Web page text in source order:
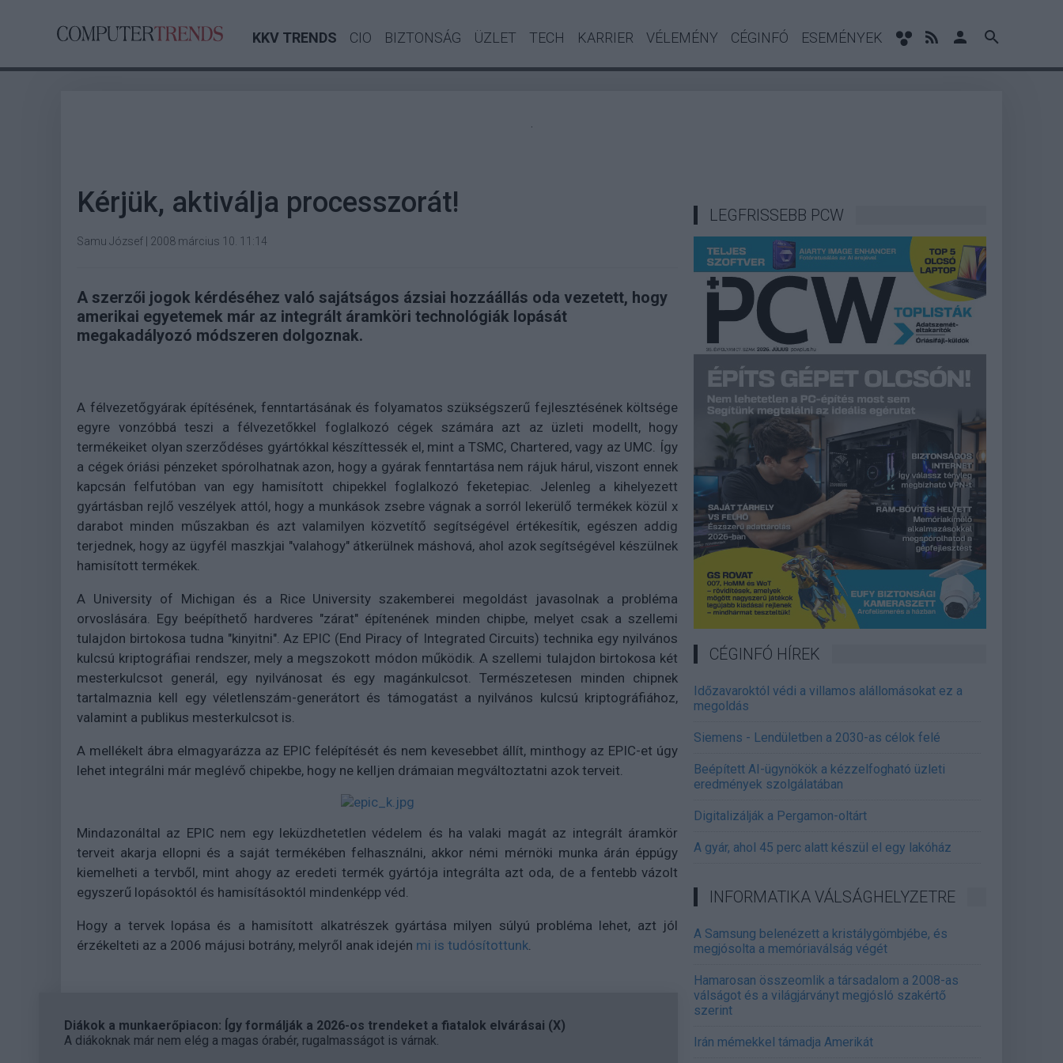
KKV TRENDS CIO BIZTONSÁG ÜZLET TECH KARRIER VÉLEMÉNY CÉGINFÓ ESEMÉNYEK
Kérjük, aktiválja processzorát!
Samu József 2008 március 10. 11:14
A szerzői jogok kérdéséhez való sajátságos ázsiai hozzáállás oda vezetett, hogy
amerikai egyetemek már az integrált áramköri technológiák lopását
megakadályozó módszeren dolgoznak.
A félvezetőgyárak építésének, fenntartásának és folyamatos szükségszerű fejlesztésének költsége
egyre vonzóbbá teszi a félvezetőkkel foglalkozó cégek számára azt az üzleti modellt, hogy
termékeiket olyan szerződéses gyártókkal készíttessék el, mint a TSMC, Chartered, vagy az UMC. Így
a cégek óriási pénzeket spórolhatnak azon, hogy a gyárak fenntartása nem rájuk hárul, viszont ennek
kapcsán felfutóban van egy hamisított chipekkel foglalkozó feketepiac. Jelenleg a kihelyezett
gyártásban rejlő veszélyek attól, hogy a munkások zsebre vágnak a sorról lekerülő termékek közül x
darabot minden műszakban és azt valamilyen közvetítő segítségével értékesítik, egészen addig
terjednek, hogy az ügyfél maszkjai "valahogy" átkerülnek máshová, ahol azok segítségével készülnek
hamisított termékek.
A University of Michigan és a Rice University szakemberei megoldást javasolnak a probléma
orvoslására. Egy beépíthető hardveres "zárat" építenének minden chipbe, melyet csak a szellemi
tulajdon birtokosa tudna "kinyitni". Az EPIC (End Piracy of Integrated Circuits) technika egy nyilvános
kulcsú kriptográfiai rendszer, mely a megszokott módon működik. A szellemi tulajdon birtokosa két
mesterkulcsot generál, egy nyilvánosat és egy magánkulcsot. Természetesen minden chipnek
tartalmaznia kell egy véletlenszám-generátort és támogatást a nyilvános kulcsú kriptográfiához,
valamint a publikus mesterkulcsot is.
A mellékelt ábra elmagyarázza az EPIC felépítését és nem kevesebbet állít, minthogy az EPIC-et úgy
lehet integrálni már meglévő chipekbe, hogy ne kelljen drámaian megváltoztatni azok terveit.
Mindazonáltal az EPIC nem egy leküzdhetetlen védelem és ha valaki magát az integrált áramkör
terveit akarja ellopni és a saját termékében felhasználni, akkor némi mérnöki munka árán éppúgy
kiemelheti a tervből, mint ahogy az eredeti termék gyártója integrálta azt oda, de a fentebb vázolt
egyszerű lopásoktól és hamisításoktól mindenképp véd.
Hogy a tervek lopása és a hamisított alkatrészek gyártása milyen súlyú probléma lehet, azt jól
érzékelteti az a 2006 májusi botrány, melyről anak idején mi is tudósítottunk.
Diákok a munkaerőpiacon: Így formálják a 2026-os trendeket a fiatalok elvárásai (X)
A diákoknak már nem elég a magas órabér, rugalmasságot is várnak.
LEGFRISSEBB PCW
CÉGINFÓ HÍREK
Időzavaroktól védi a villamos alállomásokat ez a
megoldás
Siemens - Lendületben a 2030-as célok felé
Beépített AI-ügynökök a kézzelfogható üzleti
eredmények szolgálatában
Digitalizálják a Pergamon-oltárt
A gyár, ahol 45 perc alatt készül el egy lakóház
INFORMATIKA VÁLSÁGHELYZETRE
A Samsung belenézett a kristálygömbjébe, és
megjósolta a memóriaválság végét
Hamarosan összeomlik a társadalom a 2008-as
válságot és a világjárványt megjósló szakértő
szerint
Irán mémekkel támadja Amerikát